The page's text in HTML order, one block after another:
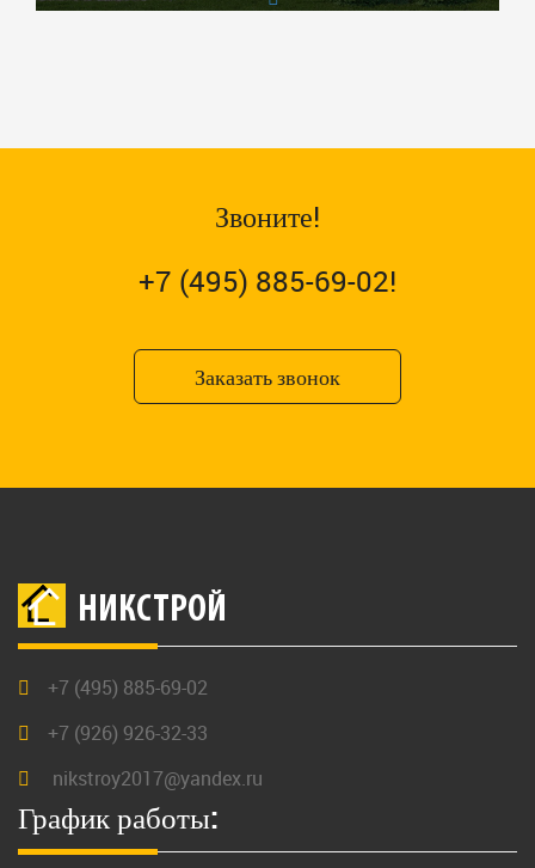
Звоните!
+7 (495) 885-69-02!
Заказать звонок
НИКСТРОЙ
+7 (495) 885-69-02
+7 (926) 926-32-33
nikstroy2017@yandex.ru
График работы: